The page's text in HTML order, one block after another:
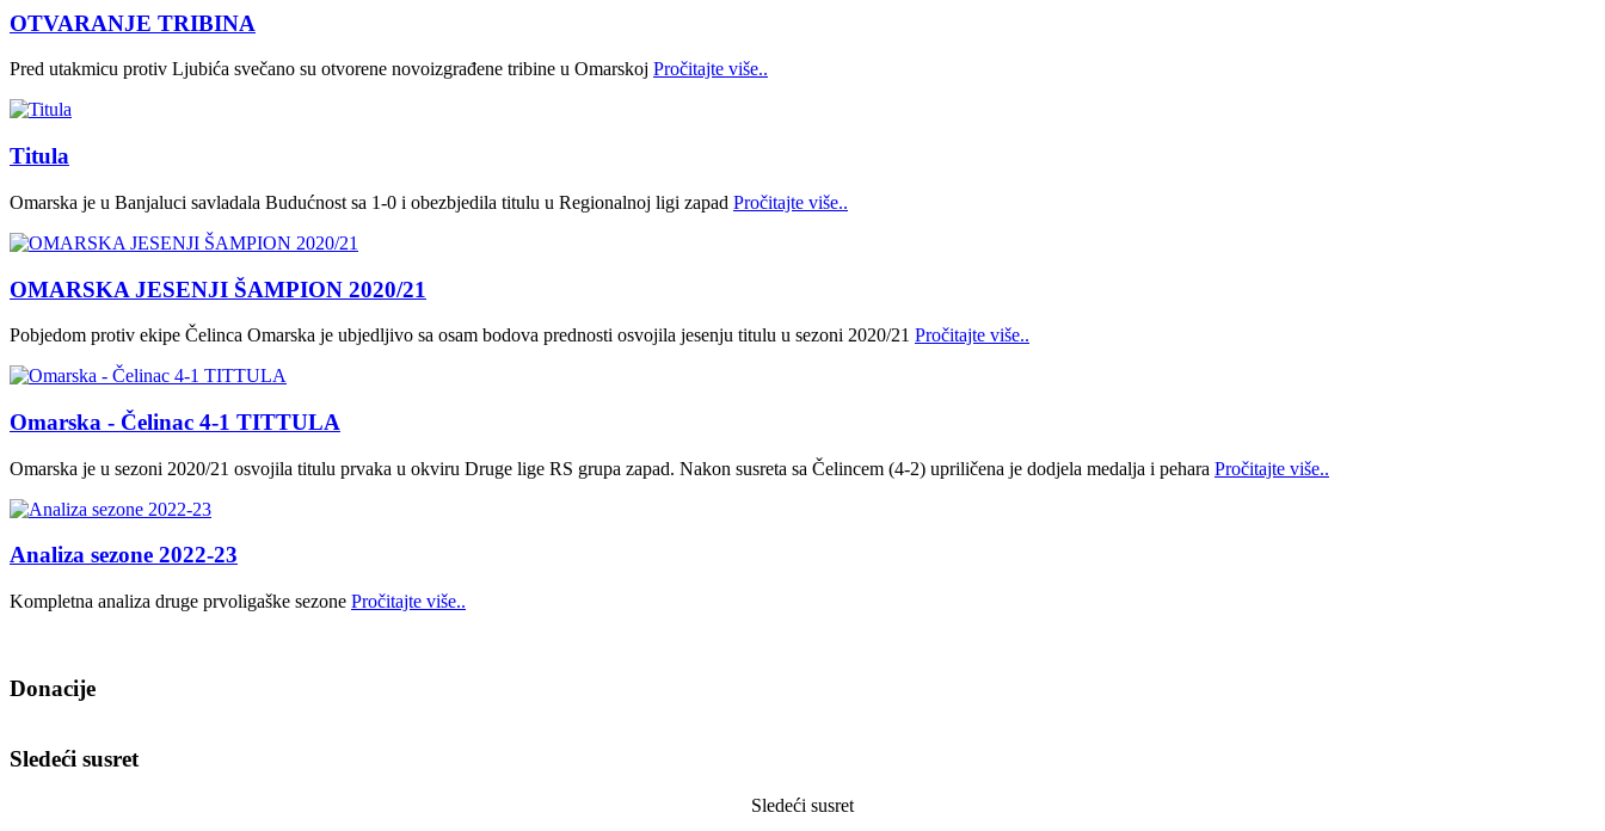
OTVARANJE TRIBINA
Pred utakmicu protiv Ljubića svečano su otvorene novoizgrađene tribine u Omarskoj Pročitajte više..
Titula
Omarska je u Banjaluci savladala Budućnost sa 1-0 i obezbjedila titulu u Regionalnoj ligi zapad Pročitajte više..
OMARSKA JESENJI ŠAMPION 2020/21
Pobjedom protiv ekipe Čelinca Omarska je ubjedljivo sa osam bodova prednosti osvojila jesenju titulu u sezoni 2020/21 Pročitajte više..
Omarska - Čelinac 4-1 TITTULA
Omarska je u sezoni 2020/21 osvojila titulu prvaka u okviru Druge lige RS grupa zapad. Nakon susreta sa Čelincem (4-2) upriličena je dodjela medalja i pehara Pročitajte više..
Analiza sezone 2022-23
Kompletna analiza druge prvoligaške sezone Pročitajte više..
Donacije
Sledeći susret
Sledeći susret